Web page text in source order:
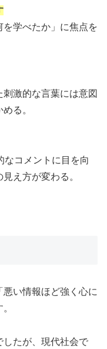
学べたか」に焦点を
刺激的な言葉には意図
る。
なコメントに目を向
え方が変わる。
い情報ほど強く心に
したが、現代社会で